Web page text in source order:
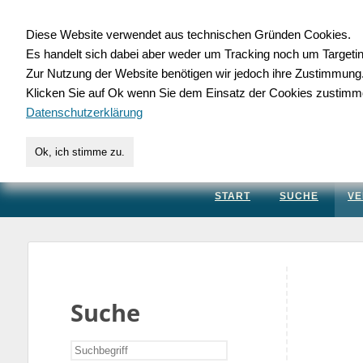
für Handwerk,
START SUCHE
Suche
Diese Website verwendet aus technischen Gründen Cookies.
Es handelt sich dabei aber weder um Tracking noch um
Zur Nutzung der Website benötigen wir jedoch ihre Zustimmung.
Klicken Sie auf Ok wenn Sie dem Einsatz der Cookies
Datenschutzerklärung
Ok, ich stimme zu.